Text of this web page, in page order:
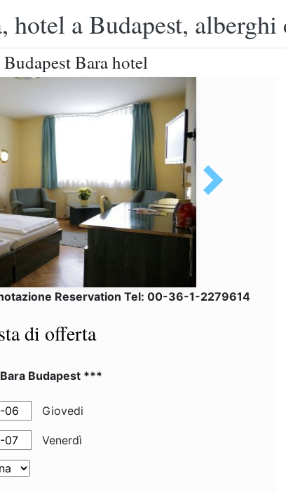
a Budapest, alberghi
Bara hotel
Reservation Tel: 00-36-1-2279614
di offerta
Budapest ***
Giovedi
Venerdì